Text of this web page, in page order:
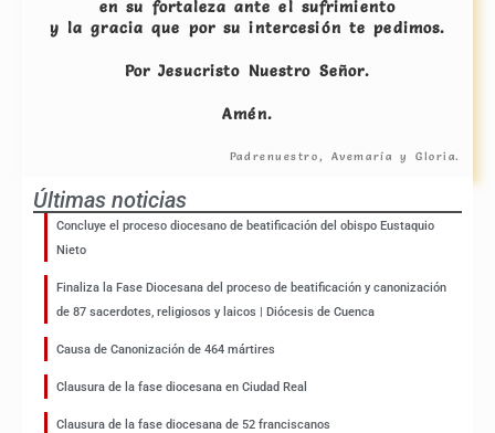
en su fortaleza ante el sufrimiento
y la gracia que por su intercesión te pedimos.
Por Jesucristo Nuestro Señor.
Amén.
Padrenuestro, Avemaría y Gloria.
Últimas noticias
Concluye el proceso diocesano de beatificación del obispo Eustaquio
Nieto
Finaliza la Fase Diocesana del proceso de beatificación y canonización
de 87 sacerdotes, religiosos y laicos | Diócesis de Cuenca
Causa de Canonización de 464 mártires
Clausura de la fase diocesana en Ciudad Real
Clausura de la fase diocesana de 52 franciscanos